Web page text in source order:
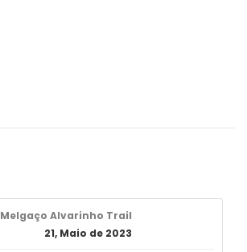
Melgaço Alvarinho Trail
21, Maio de 2023